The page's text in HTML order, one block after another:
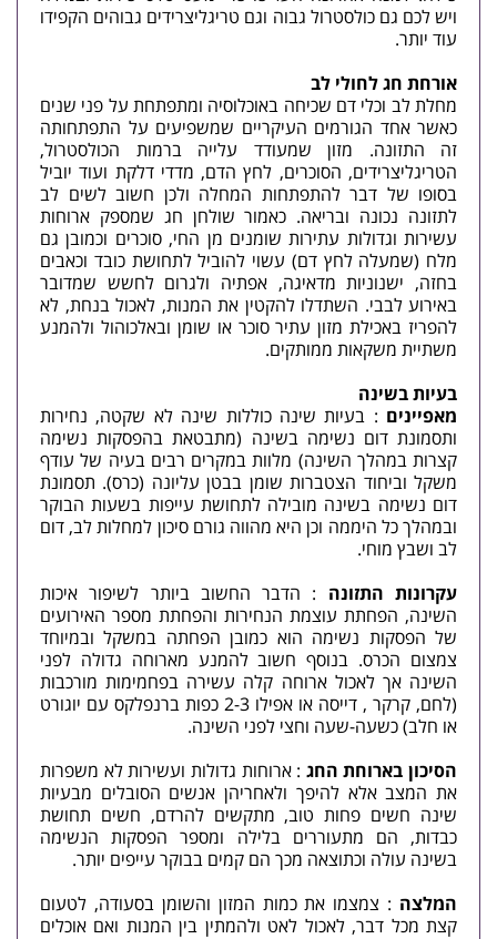
ויש לכם גם כולסטרול גבוה וגם טריגליצרידים גבוהים הקפידו
עוד יותר.
אורחת חג לחולי לב
מחלת לב וכלי דם שכיחה באוכלוסיה ומתפתחת על פני שנים
כאשר אחד הגורמים העיקריים שמשפיעים על התפתחותה
זה התזונה. מזון שמעודד עלייה ברמות הכולסטרול,
הטריגליצרידים, הסוכרים, לחץ הדם, מדדי דלקת ועוד יוביל
בסופו של דבר להתפתחות המחלה ולכן חשוב לשים לב
לתזונה נכונה ובריאה. כאמור שולחן חג שמספק ארוחות
עשירות וגדולות עתירות שומנים מן החי, סוכרים וכמובן גם
מלח (שמעלה לחץ דם) עשוי להוביל לתחושת כובד וכאבים
בחזה, ישנוניות מדאיגה, אפתיה ולגרום לחשש שמדובר
באירוע לבבי. השתדלו להקטין את המנות, לאכול בנחת, לא
להפריז באכילת מזון עתיר סוכר או שומן ובאלכוהול ולהמנע
משתיית משקאות ממותקים.
בעיות בשינה
מאפיינים : בעיות שינה כוללות שינה לא שקטה, נחירות
ותסמונת דום נשימה בשינה (מתבטאת בהפסקות נשימה
קצרות במהלך השינה) מלוות במקרים רבים בעיה של עודף
משקל וביחוד הצטברות שומן בבטן עליונה (כרס). תסמונת
דום נשימה בשינה מובילה לתחושת עייפות בשעות הבוקר
ובמהלך כל היממה וכן היא מהווה גורם סיכון למחלות לב, דום
לב ושבץ מוחי.
עקרונות התזונה
: הדבר החשוב ביותר לשיפור איכות
השינה, הפחתת עוצמת הנחירות והפחתת מספר האירועים
של הפסקות נשימה הוא כמובן הפחתה במשקל ובמיוחד
צמצום הכרס. בנוסף חשוב להמנע מארוחה גדולה לפני
השינה אך לאכול ארוחה קלה עשירה בפחמימות מורכבות
(לחם, קרקר , דייסה או אפילו 2-3 כפות ברנפלקס עם יוגורט
או חלב) כשעה-שעה וחצי לפני השינה.
הסיכון בארוחת החג : ארוחות גדולות ועשירות לא משפרות
את המצב אלא להיפך ולאחריהן אנשים הסובלים מבעיות
שינה חשים פחות טוב, מתקשים להרדם, חשים תחושת
כבדות, הם מתעוררים בלילה ומספר הפסקות הנשימה
בשינה עולה וכתוצאה מכך הם קמים בבוקר עייפים יותר.
המלצה : צמצמו את כמות המזון והשומן בסעודה, לטעום
קצת מכל דבר, לאכול לאט ולהמתין בין המנות ואם אוכלים